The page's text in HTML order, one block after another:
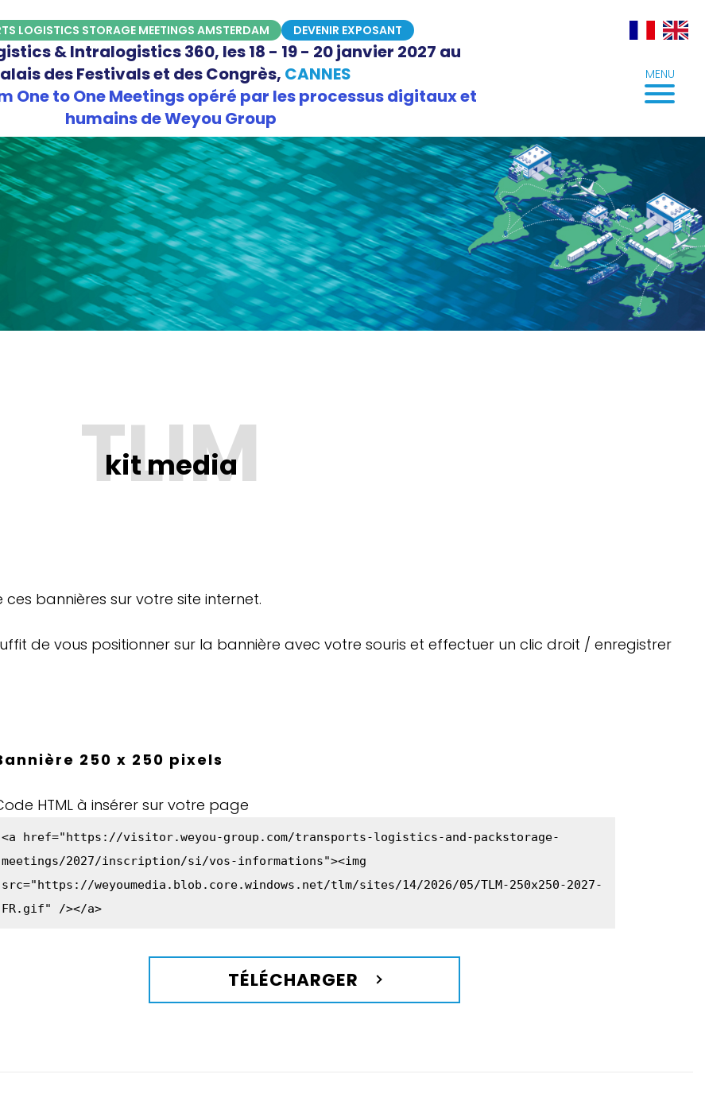
LOGISTICS STORAGE MEETINGS AMSTERDAM DEVENIR EXPOSANT
& Intralogistics 360, les 18 - 19 - 20 janvier 2027 au
des Festivals et des Congrès, CANNES
One to One Meetings opéré par les processus digitaux et
humains de Weyou Group
MENU
kit media
bannières sur votre site internet.
de vous positionner sur la bannière avec votre souris et effectuer un clic droit / enregistrer
Bannière 250 x 250 pixels
HTML à insérer sur votre page
<a href="https://visitor.weyou-group.com/transports-logistics-and-packstorage-
meetings/2027/inscription/si/vos-informations"><img
src="https://weyoumedia.blob.core.windows.net/tlm/sites/14/2026/05/TLM-250x250-2027-
FR.gif" /></a>
TÉLÉCHARGER